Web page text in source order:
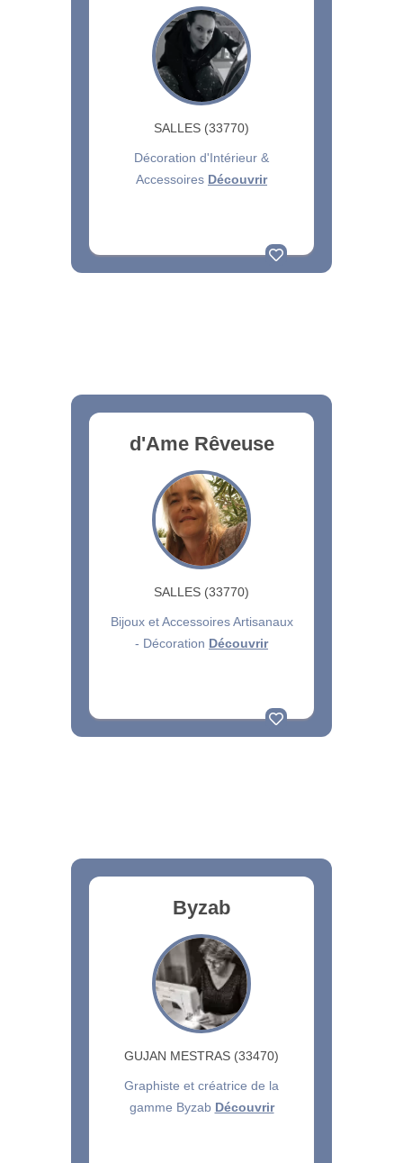
SALLES (33770)
Décoration d'Intérieur &
Accessoires Découvrir
d'Ame Rêveuse
SALLES (33770)
Bijoux et Accessoires Artisanaux
- Décoration Découvrir
Byzab
GUJAN MESTRAS (33470)
Graphiste et créatrice de la
gamme Byzab Découvrir